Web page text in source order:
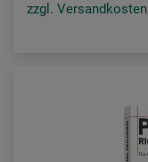
zzgl. Versandkosten